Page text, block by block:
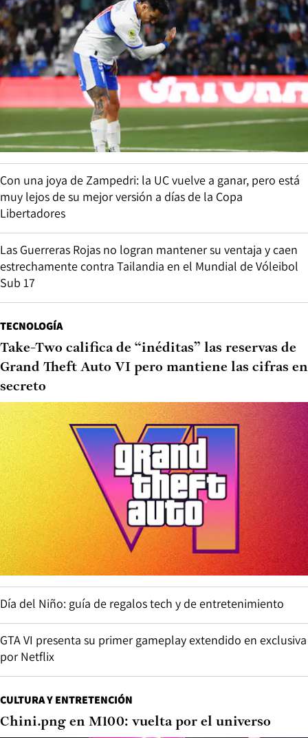
Con una joya de Zampedri: la UC vuelve a ganar, pero está
muy lejos de su mejor versión a días de la Copa
Libertadores
Las Guerreras Rojas no logran mantener su ventaja y caen
estrechamente contra Tailandia en el Mundial de Vóleibol
Sub 17
TECNOLOGÍA
Take-Two califica de “inéditas” las reservas de
Grand Theft Auto VI pero mantiene las cifras en
secreto
Día del Niño: guía de regalos tech y de entretenimiento
GTA VI presenta su primer gameplay extendido en exclusiva
por Netflix
CULTURA Y ENTRETENCIÓN
Chini.png en M100: vuelta por el universo